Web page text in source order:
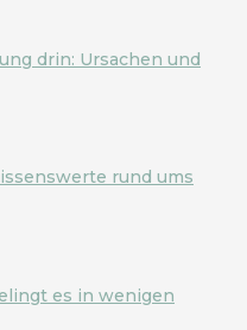
drin: Ursachen und
rund ums
es in wenigen